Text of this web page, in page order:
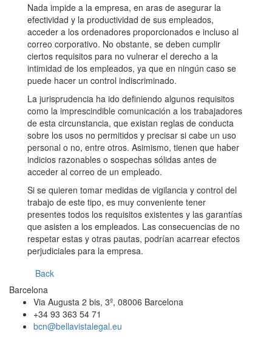
Nada impide a la empresa, en aras de asegurar la
efectividad y la productividad de sus empleados,
acceder a los ordenadores proporcionados e incluso al
correo corporativo. No obstante, se deben cumplir
ciertos requisitos para no vulnerar el derecho a la
intimidad de los empleados, ya que en ningún caso se
puede hacer un control indiscriminado.
La jurisprudencia ha ido definiendo algunos requisitos
como la imprescindible comunicación a los trabajadores
de esta circunstancia, que existan reglas de conducta
sobre los usos no permitidos y precisar si cabe un uso
personal o no, entre otros. Asimismo, tienen que haber
indicios razonables o sospechas sólidas antes de
acceder al correo de un empleado.
Si se quieren tomar medidas de vigilancia y control del
trabajo de este tipo, es muy conveniente tener
presentes todos los requisitos existentes y las garantías
que asisten a los empleados. Las consecuencias de no
respetar estas y otras pautas, podrían acarrear efectos
perjudiciales para la empresa.
Back
Barcelona
Via Augusta 2 bis, 3º, 08006 Barcelona
+34 93 363 54 71
bcn@bellavistalegal.eu